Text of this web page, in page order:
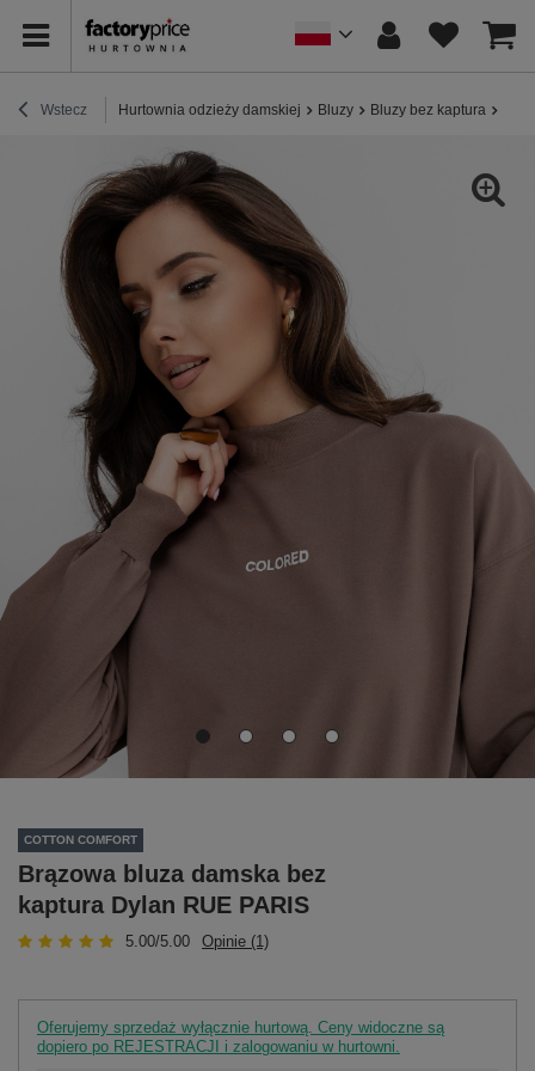
Wstecz Hurtownia odzieży damskiej Bluzy Bluzy bez kaptura
COTTON COMFORT
Brązowa bluza damska bez
kaptura Dylan RUE PARIS
5.00/5.00 Opinie (1)
Oferujemy sprzedaż wyłącznie hurtową. Ceny widoczne są
dopiero po REJESTRACJI i zalogowaniu w hurtowni.